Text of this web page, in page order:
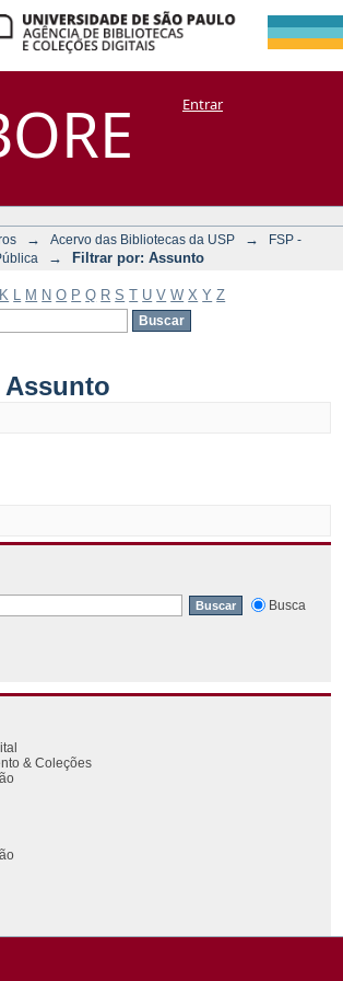
por:
Manakin + CoriscoEntrar
→ Acervo das Bibliotecas da USP →
FSP -
→ Filtrar por: Assunto
K M N O P Q R S T U V W X Y Z
Busca
& Coleções